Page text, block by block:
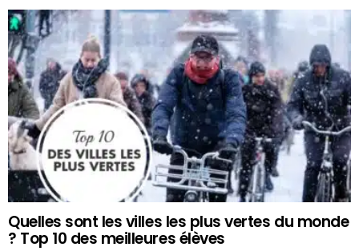
Quelles sont les villes les plus vertes du monde
? Top 10 des meilleures élèves